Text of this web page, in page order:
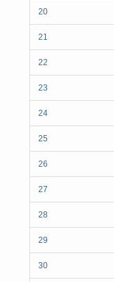
20
21
22
23
24
25
26
27
28
29
30